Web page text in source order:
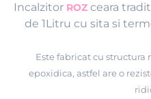
Incalzitor ROZceara
de 1Litru cu sita si
Este fabricat cu structura
epoxidica, astfel are o